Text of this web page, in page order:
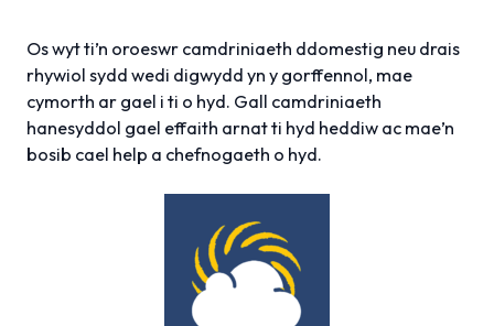
Os wyt ti’n oroeswr camdriniaeth ddomestig neu drais
rhywiol sydd wedi digwydd yn y gorffennol, mae
cymorth ar gael i ti o hyd. Gall camdriniaeth
hanesyddol gael effaith arnat ti hyd heddiw ac mae’n
bosib cael help a chefnogaeth o hyd.